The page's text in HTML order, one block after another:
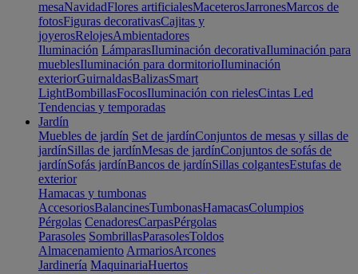
mesaNavidadFlores artificialesMaceterosJarronesMarcos de
fotosFiguras decorativasCajitas y
joyerosRelojesAmbientadores
Iluminación LámparasIluminación decorativaIluminación para
mueblesIluminación para dormitorioIluminación
exteriorGuirnaldasBalizasSmart
LightBombillasFocosIluminación con rielesCintas Led
Tendencias y temporadas
Jardín
Muebles de jardín Set de jardínConjuntos de mesas y sillas de
jardínSillas de jardínMesas de jardínConjuntos de sofás de
jardínSofás jardínBancos de jardínSillas colgantesEstufas de
exterior
Hamacas y tumbonas
AccesoriosBalancinesTumbonasHamacasColumpios
Pérgolas CenadoresCarpasPérgolas
Parasoles SombrillasParasolesToldos
Almacenamiento ArmariosArcones
Jardinería MaquinariaHuertos